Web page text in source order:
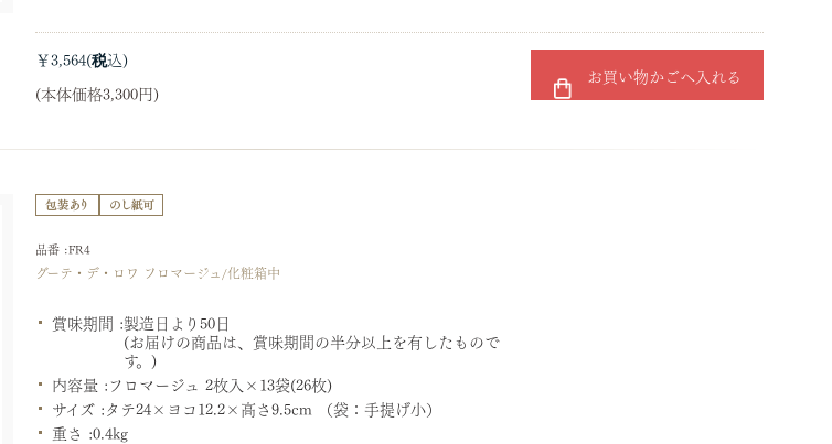
￥3,564
(本体価格3,300円)
お買い物かごへ入れる
グーテ・デ・ロワ フロマージュ/化粧箱中
品番 :FR4
賞味期間 :製造日より50日
(お届けの商品は、賞味期間の半分以上を有したもので
す。)
内容量 :フロマージュ 2枚入×13袋(26枚)
サイズ :タテ24×ヨコ12.2×高さ9.5cm （袋：手提げ小）
重さ :0.4kg